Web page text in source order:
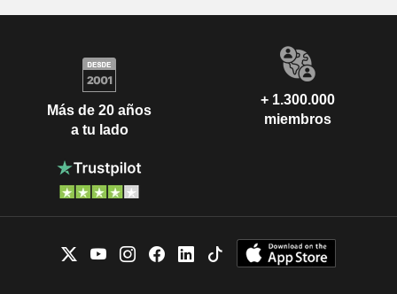
Más de 20 años
a tu lado
+ 1.300.000
miembros